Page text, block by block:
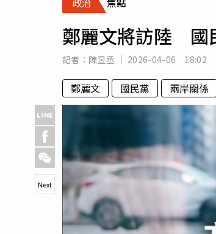
房
鄭麗文將訪陸 國
記者： 陳昱丞 2026-04-06 18:02
鄭麗文 國民黨 兩岸關係
Next